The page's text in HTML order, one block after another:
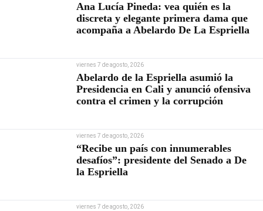
Ana Lucía Pineda: vea quién es la
discreta y elegante primera dama que
acompaña a Abelardo De La Espriella
viernes 7 de agosto, 2026
Abelardo de la Espriella asumió la
Presidencia en Cali y anunció ofensiva
contra el crimen y la corrupción
viernes 7 de agosto, 2026
“Recibe un país con innumerables
desafíos”: presidente del Senado a De
la Espriella
viernes 7 de agosto, 2026